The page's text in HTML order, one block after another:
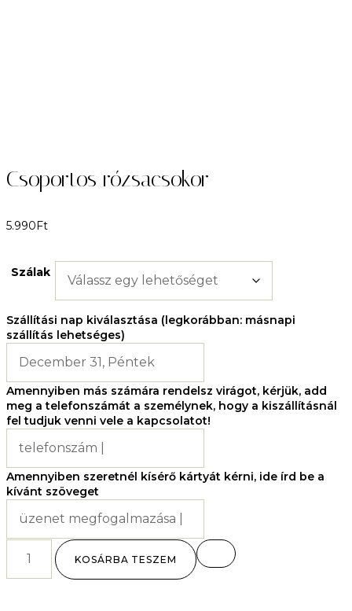
Csoportos rózsacsokor
5.990Ft
Szálak
Szállítási nap kiválasztása (legkorábban: másnapi
szállítás lehetséges)
Amennyiben más számára rendelsz virágot, kérjük, add
meg a telefonszámát a személynek, hogy a kiszállításnál
fel tudjuk venni vele a kapcsolatot!
Amennyiben szeretnél kísérő kártyát kérni, ide írd be a
kívánt szöveget
KOSÁRBA TESZEM